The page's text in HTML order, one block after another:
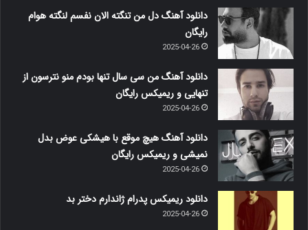
دانلود آهنگ دل من تنگته الان نفسم لنگته هوام
رایگان
2025-04-26
دانلود آهنگ من سی سال تنها بودم منو نترسون از
تنهایی و ریمیکس رایگان
2025-04-26
دانلود آهنگ هیچ موقع با هیشکی عوض بدل
نمیشی و ریمیکس رایگان
2025-04-26
دانلود ریمیکس پدرام ژاندارم دختر بد
2025-04-26